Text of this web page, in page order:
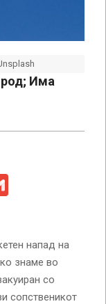
Има
напад на
знаме во
со
сопственикот